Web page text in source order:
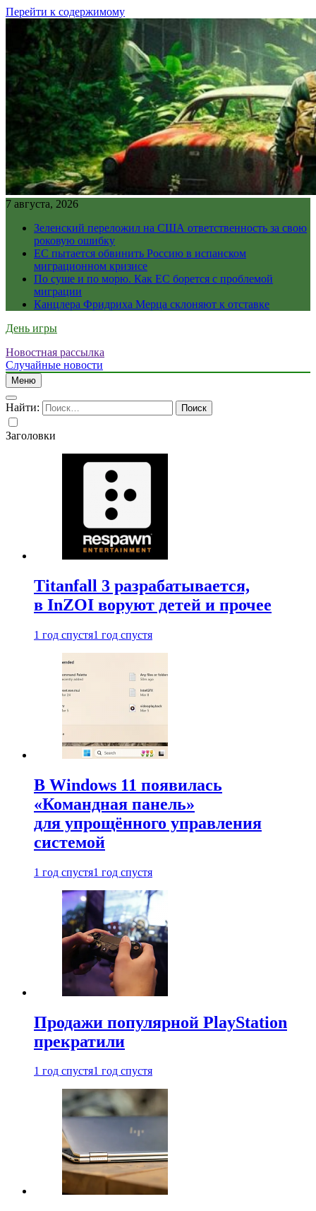
Перейти к содержимому
7 августа, 2026
Зеленский переложил на США ответственность за свою
роковую ошибку
ЕС пытается обвинить Россию в испанском
миграционном кризисе
По суше и по морю. Как ЕС борется с проблемой
миграции
Канцлера Фридриха Мерца склоняют к отставке
День игры
Новостная рассылка
Случайные новости
Меню
Найти:
Заголовки
Titanfall 3 разрабатывается,
в InZOI воруют детей и прочее
1 год спустя1 год спустя
В Windows 11 появилась
«Командная панель»
для упрощённого управления
системой
1 год спустя1 год спустя
Продажи популярной PlayStation
прекратили
1 год спустя1 год спустя